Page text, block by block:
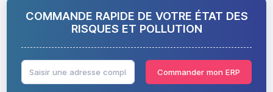
COMMANDE RAPIDE DE VOTRE ÉTAT DES
RISQUES ET POLLUTION
Commander mon ERP